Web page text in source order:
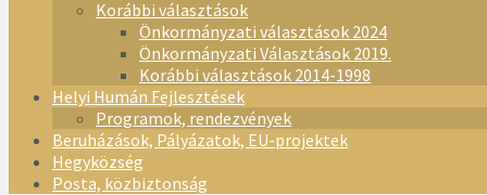
Korábbi választások
Önkormányzati választások 2024
Önkormányzati Választások 2019.
Korábbi választások 2014-1998
Helyi Humán Fejlesztések
Programok, rendezvények
Beruházások, Pályázatok, EU-projektek
Hegyközség
Posta, közbiztonság